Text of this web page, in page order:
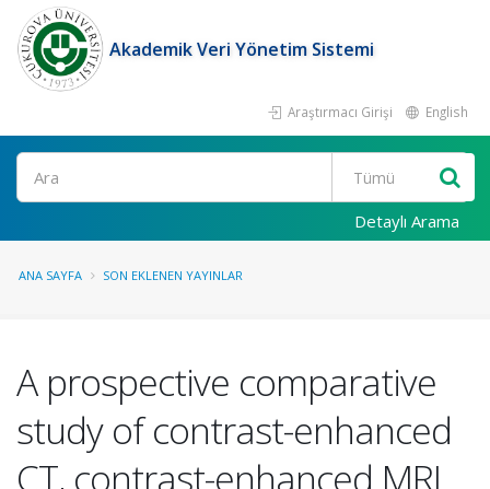
Akademik Veri Yönetim Sistemi
Araştırmacı Girişi English
Ara
Detaylı Arama
ANA SAYFA SON EKLENEN YAYINLAR
A prospective comparative
study of contrast-enhanced
CT, contrast-enhanced MRI